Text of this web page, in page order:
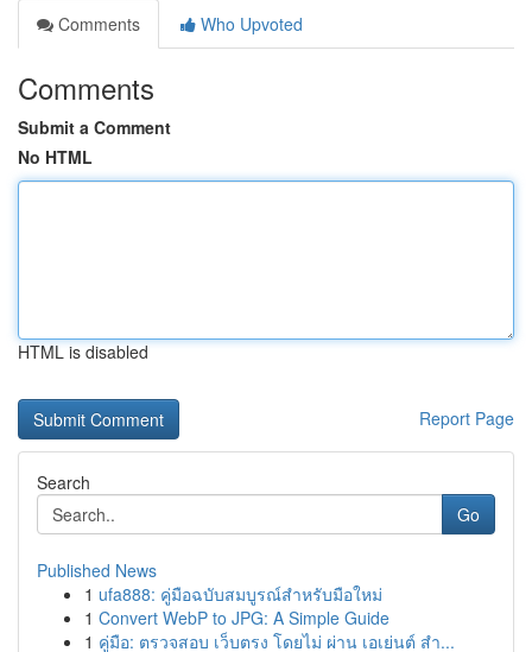
Comments
Who Upvoted
Comments
Submit a Comment
No HTML
HTML is disabled
Report Page
Search
Go
Published News
1 ufa888: คู่มือฉบับสมบูรณ์สำหรับมือใหม่
1 Convert WebP to JPG: A Simple Guide
1 คู่มือ: ตรวจสอบ เว็บตรง โดยไม่ ผ่าน เอเย่นต์ สำ...